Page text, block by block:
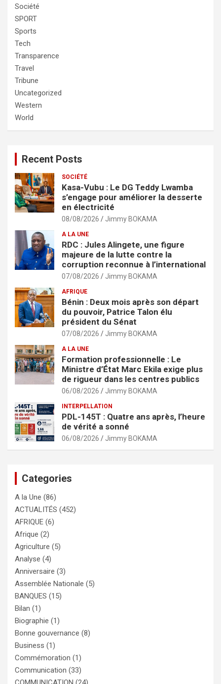
Société
SPORT
Sports
Tech
Transparence
Travel
Tribune
Uncategorized
Western
World
Recent Posts
SOCIÉTÉ
Kasa-Vubu : Le DG Teddy Lwamba
s’engage pour améliorer la desserte
en électricité
08/08/2026 Jimmy BOKAMA
A LA UNE
RDC : Jules Alingete, une figure
majeure de la lutte contre la
corruption reconnue à l’international
07/08/2026 Jimmy BOKAMA
AFRIQUE
Bénin : Deux mois après son départ
du pouvoir, Patrice Talon élu
président du Sénat
07/08/2026 Jimmy BOKAMA
A LA UNE
Formation professionnelle : Le
Ministre d’État Marc Ekila exige plus
de rigueur dans les centres publics
06/08/2026 Jimmy BOKAMA
INTERPELLATION
PDL-145T : Quatre ans après, l’heure
de vérité a sonné
06/08/2026 Jimmy BOKAMA
Categories
A la Une (86)
ACTUALITÉS (452)
AFRIQUE (6)
Afrique (2)
Agriculture (5)
Analyse (4)
Anniversaire (3)
Assemblée Nationale (5)
BANQUES (15)
Bilan (1)
Biographie (1)
Bonne gouvernance (8)
Business (1)
Commémoration (1)
Communication (33)